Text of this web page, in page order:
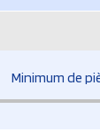
Minimum de